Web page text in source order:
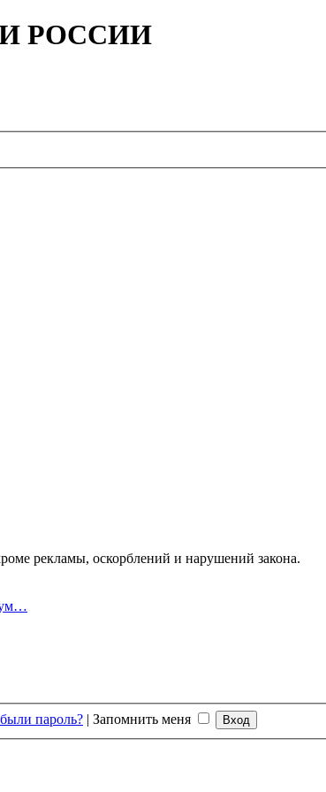
РОССИИ
рекламы, оскорблений и нарушений закона.
пароль? | Запомнить меня